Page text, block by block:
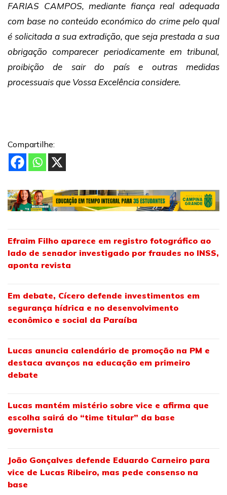
FARIAS CAMPOS, mediante fiança real adequada
com base no conteúdo económico do crime pelo qual
é solicitada a sua extradição, que seja prestada a sua
obrigação comparecer periodicamente em tribunal,
proibição de sair do país e outras medidas
processuais que Vossa Excelência considere.
Compartilhe:
Efraim Filho aparece em registro fotográfico ao
lado de senador investigado por fraudes no INSS,
aponta revista
Em debate, Cícero defende investimentos em
segurança hídrica e no desenvolvimento
econômico e social da Paraíba
Lucas anuncia calendário de promoção na PM e
destaca avanços na educação em primeiro
debate
Lucas mantém mistério sobre vice e afirma que
escolha sairá do “time titular” da base
governista
João Gonçalves defende Eduardo Carneiro para
vice de Lucas Ribeiro, mas pede consenso na
base